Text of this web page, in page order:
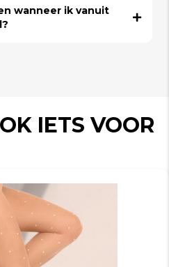
wanneer ik vanuit
IETS VOOR